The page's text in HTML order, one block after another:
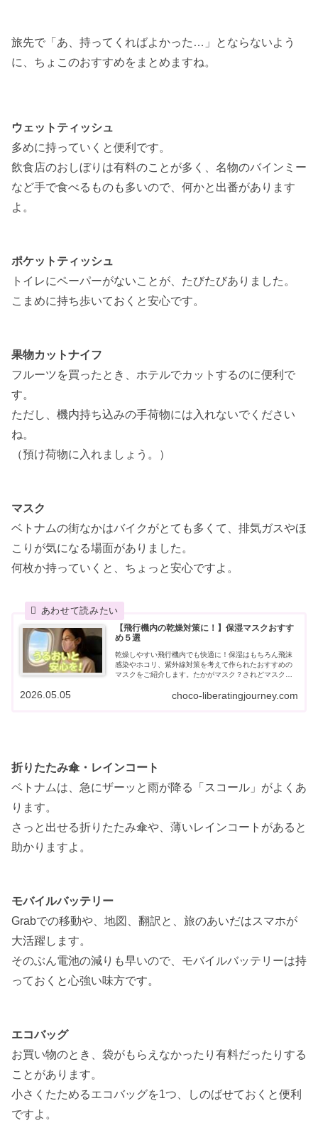
旅先で「あ、持ってくればよかった…」とならないよう
に、ちょこのおすすめをまとめますね。
ウェットティッシュ
多めに持っていくと便利です。
飲食店のおしぼりは有料のことが多く、名物のバインミー
など手で食べるものも多いので、何かと出番があります
よ。
ポケットティッシュ
トイレにペーパーがないことが、たびたびありました。
こまめに持ち歩いておくと安心です。
果物カットナイフ
フルーツを買ったとき、ホテルでカットするのに便利で
す。
ただし、機内持ち込みの手荷物には入れないでください
ね。
（預け荷物に入れましょう。）
マスク
ベトナムの街なかはバイクがとても多くて、排気ガスやほ
こりが気になる場面がありました。
何枚か持っていくと、ちょっと安心ですよ。
【飛行機内の乾燥対策に！】保湿マスクおすす
め５選
乾燥しやすい飛行機内でも快適に！保湿はもちろん飛沫
感染やホコリ、紫外線対策を考えて作られたおすすめの
マスクをご紹介します。たかがマスク？されどマスク。
choco-liberatingjourney.com
2026.05.05
折りたたみ傘・レインコート
ベトナムは、急にザーッと雨が降る「スコール」がよくあ
ります。
さっと出せる折りたたみ傘や、薄いレインコートがあると
助かりますよ。
モバイルバッテリー
Grabでの移動や、地図、翻訳と、旅のあいだはスマホが
大活躍します。
そのぶん電池の減りも早いので、モバイルバッテリーは持
っておくと心強い味方です。
エコバッグ
お買い物のとき、袋がもらえなかったり有料だったりする
ことがあります。
小さくたためるエコバッグを1つ、しのばせておくと便利
ですよ。